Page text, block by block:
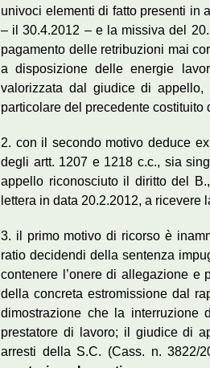
univoci elementi di fatto presenti in
– il 30.4.2012 – e la missiva del
pagamento delle retribuzioni mai
a disposizione delle energie
valorizzata dal giudice di
particolare del precedente costituito
2. con il secondo motivo deduce
degli artt. 1207 e 1218 c.c., sia
appello riconosciuto il diritto del
lettera in data 20.2.2012, a ricevere
3. il primo motivo di ricorso è
ratio decidendi della sentenza
contenere l’onere di allegazione e
della concreta estromissione dal
dimostrazione che la interruzione
prestatore di lavoro; il giudice di
arresti della S.C. (Cass. n. 3822/